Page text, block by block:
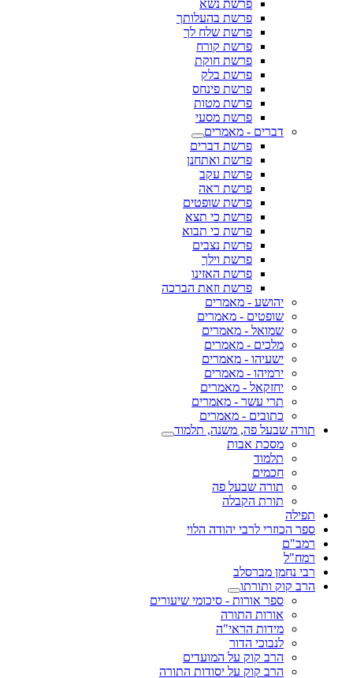
פרשת נשא
פרשת בהעלותך
פרשת שלח לך
פרשת קורח
פרשת חוקת
פרשת בלק
פרשת פינחס
פרשת מטות
פרשת מסעי
דברים - מאמרים
פרשת דברים
פרשת ואתחנן
פרשת עקב
פרשת ראה
פרשת שופטים
פרשת כי תצא
פרשת כי תבוא
פרשת נצבים
פרשת וילך
פרשת האזינו
פרשת וזאת הברכה
יהושע - מאמרים
שופטים - מאמרים
שמואל - מאמרים
מלכים - מאמרים
ישעיהו - מאמרים
ירמיהו - מאמרים
יחזקאל - מאמרים
תרי עשר - מאמרים
כתובים - מאמרים
תורה שבעל פה, משנה, תלמוד
מסכת אבות
תלמוד
חכמים
תורה שבעל פה
תורת הקבלה
תפילה
ספר הכוזרי לרבי יהודה הלוי
רמב"ם
רמח"ל
רבי נחמן מברסלב
הרב קוק ותורתו
ספר אורות - סיכומי שיעורים
אורות התורה
מידות הראי"ה
לנבוכי הדור
הרב קוק על המועדים
הרב קוק על יסודות התורה